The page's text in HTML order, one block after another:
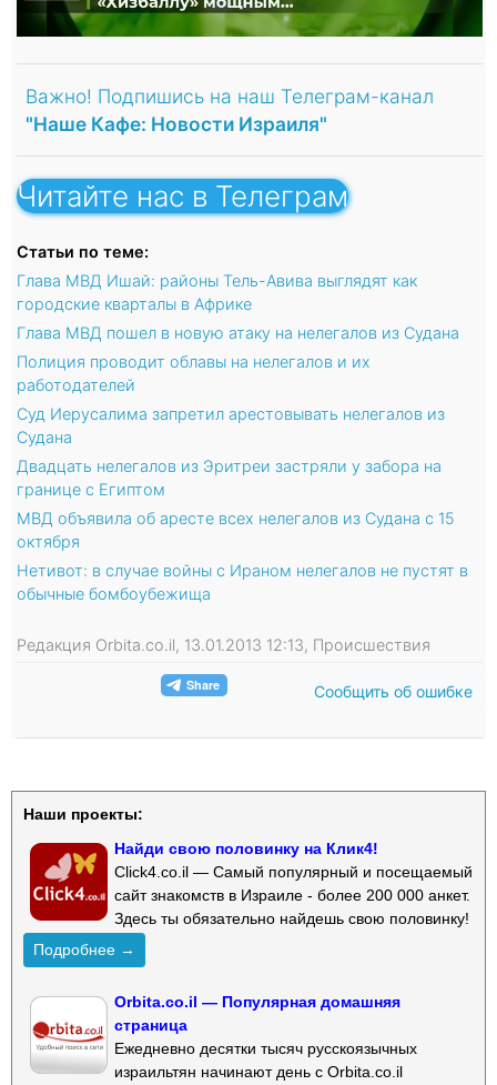
Важно! Подпишись на наш Телеграм-канал
"Наше Кафе: Новости Израиля"
Читайте нас в Телеграм
Статьи по теме:
Глава МВД Ишай: районы Тель-Авива выглядят как
городские кварталы в Африке
Глава МВД пошел в новую атаку на нелегалов из Судана
Полиция проводит облавы на нелегалов и их
работодателей
Суд Иерусалима запретил арестовывать нелегалов из
Судана
Двадцать нелегалов из Эритреи застряли у забора на
границе с Египтом
МВД объявила об аресте всех нелегалов из Судана с 15
октября
Нетивот: в случае войны с Ираном нелегалов не пустят в
обычные бомбоубежища
Редакция Orbita.co.il, 13.01.2013 12:13, Происшествия
Сообщить об ошибке
Наши проекты:
Найди свою половинку на Клик4!
Click4.co.il — Самый популярный и посещаемый
сайт знакомств в Израиле - более 200 000 анкет.
Здесь ты обязательно найдешь свою половинку!
Подробнее →
Orbita.co.il — Популярная домашняя
страница
Ежедневно десятки тысяч русскоязычных
израильтян начинают день с Orbita.co.il